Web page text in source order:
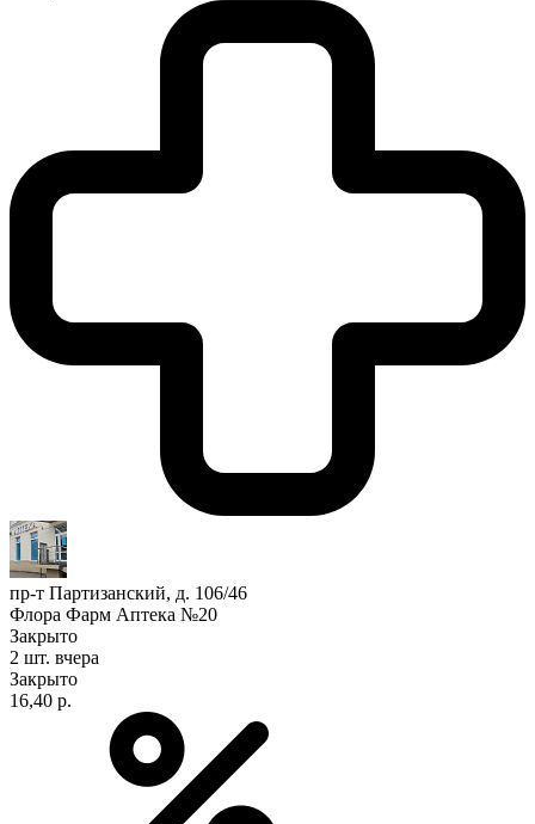
пр-т Партизанский, д. 106/46
Флора Фарм Аптека №20
Закрыто
2 шт. вчера
Закрыто
16,40 р.